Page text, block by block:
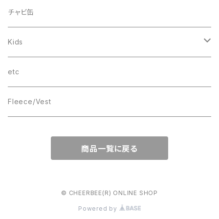
Smile
THINGS
wave
Box Logo
“C”
チャビ缶
Kids
T-SHIRT
etc
Fleece/Vest
商品一覧に戻る
© CHEERBEE(R) ONLINE SHOP
Powered by